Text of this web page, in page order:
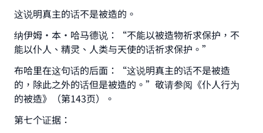
这说明真主的话不是被造的。
纳伊姆·本·哈马德说：“不能以被造物祈求保护，不
能以仆人、精灵、人类与天使的话祈求保护。”
布哈里在这句话的后面：“这说明真主的话不是被造
的，除此之外的话但是被造的。”敬请参阅《仆人行为
的被造》（第143页）。
第七个证据：